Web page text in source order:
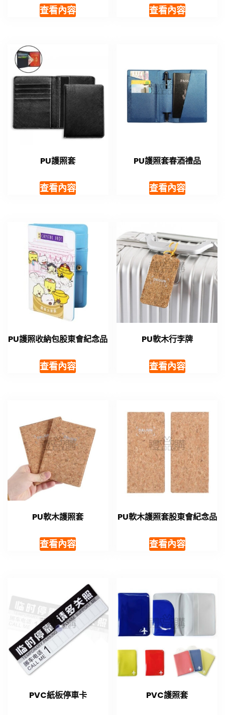
查看內容 查看內容
PU護照套
查看內容
PU護照套春酒禮品
查看內容
PU護照收納包股東會紀念品
查看內容
PU軟木行李牌
查看內容
PU軟木護照套
查看內容
PU軟木護照套股東會紀念品
查看內容
PVC紙板停車卡 PVC護照套